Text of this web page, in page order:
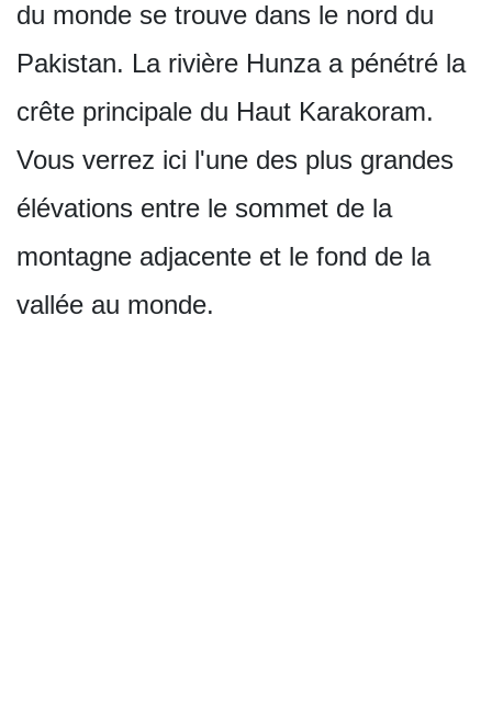
du monde se trouve dans le nord du
Pakistan. La rivière Hunza a pénétré la
crête principale du Haut Karakoram.
Vous verrez ici l'une des plus grandes
élévations entre le sommet de la
montagne adjacente et le fond de la
vallée au monde.